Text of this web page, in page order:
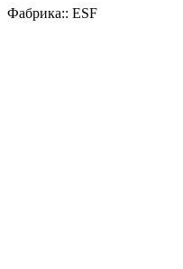
Фабрика:: ESF